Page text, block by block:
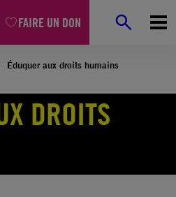
FAIRE UN DON
Éduquer aux droits humains
DROITS